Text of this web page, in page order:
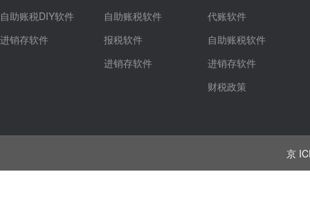
自助账税DIY软件
进销存软件
自助账税软件
报税软件
进销存软件
代账软件
自助账税软件
进销存软件
财税政策
京